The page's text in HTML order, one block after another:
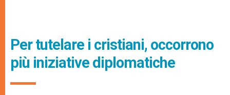
Per tutelare i cristiani, occorrono
più iniziative diplomatiche